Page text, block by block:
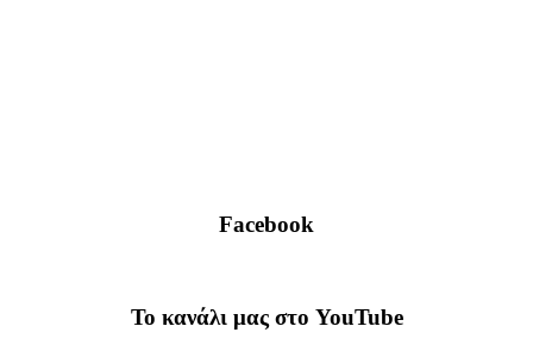
Facebook
To κανάλι μας στο YouTube